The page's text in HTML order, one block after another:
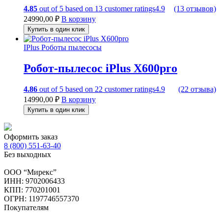
4.85 out of 5 based on 13 customer ratings4.9
(13 отзывов)
24990,00 ₽ В корзину
Купить в один клик
IPlus Роботы пылесосы
Робот-пылесос iPlus X600pro
4.86 out of 5 based on 22 customer ratings4.9
(22 отзыва)
14990,00 ₽ В корзину
Купить в один клик
Оформить заказ
8 (800) 551-63-40
Без выходных
ООО “Мирекс”
ИНН: 9702006433
КПП: 770201001
ОГРН: 1197746557370
Покупателям